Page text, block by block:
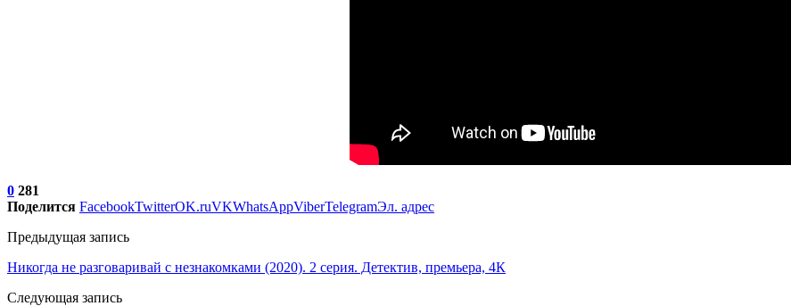
0 281
Поделится FacebookTwitterOK.ruVKWhatsAppViberTelegramЭл. адрес
Предыдущая запись
Никогда не разговаривай с незнакомками (2020). 2 серия. Детектив, премьера, 4К
Следующая запись